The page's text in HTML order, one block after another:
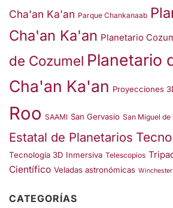
Cha'an Ka'an Parque Chankanaab
Cha'an Ka'an Planetario
de Cozumel Planetario
Cha'an Ka'an Proyecciones
Roo SAAMI San Gervasio San Miguel de
Estatal de Planetarios
Tecnología 3D Inmersiva Telescopios
Científico Veladas astronómicas Winchester
CATEGORÍAS